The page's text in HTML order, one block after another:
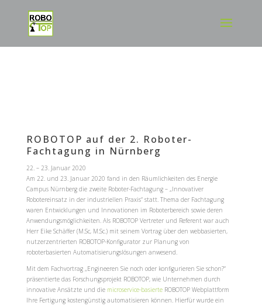
ROBOTOP auf der 2. Roboter-
Fachtagung in Nürnberg
22. – 23. Januar 2020
Am 22. und 23. Januar 2020 fand in den Räumlichkeiten des Energie
Campus Nürnberg die zweite Roboter-Fachtagung – „Innovativer
Robotereinsatz in der industriellen Praxis“ statt. Thema der Fachtagung
waren Entwicklungen und Innovationen im Roboterbereich sowie deren
Anwendungsmöglichkeiten. Als ROBOTOP Vertreter und Referent war auch
Herr Eike Schäffer (M.Sc, M.Sc.) mit seinem Vortrag über den webbasierten,
nutzerzentrierten ROBOTOP-Konfigurator zur Planung von
roboterbasierten Automatisierungslösungen anwesend.
Mit dem Fachvortrag „Engineeren Sie noch oder konfigurieren Sie schon?“
präsentierte das Forschungsprojekt ROBOTOP, wie Unternehmen durch
innovative Ansätzte und die microservice-basierteROBOTOP Webplattform
Ihre Fertigung kostengünstig automatisieren können. Hierfür wurde ein